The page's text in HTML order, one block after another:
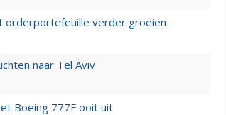
orderportefeuille verder groeien
naar Tel Aviv
Boeing 777F ooit uit